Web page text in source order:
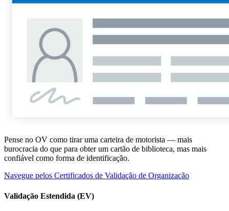
Pense no OV como tirar uma carteira de motorista — mais
burocracia do que para obter um cartão de biblioteca, mas mais
confiável como forma de identificação.
Navegue pelos Certificados de Validação de Organização
Validação Estendida (EV)